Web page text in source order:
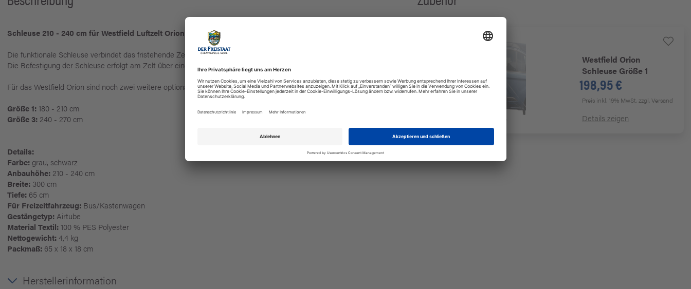
Schleuse 210 - 240 cm für Westfield Luftzelt Orion
Die funktionale Schleuse verbindet das fristehende Zelt Orion mit Eurem Fahrzeug.
Die Befestigung der Schleuse erfolgt am Zelt über einen Reißverschluss und am Wohnmobil über einen Keder.
Für das Westfield Orion sind noch zwei weitere optionale Schleusen verfügbar!
Größe 1: 180 - 210 cm
Größe 3: 240 - 270 cm
Details:
Farbe: grau, schwarz
Anbauhöhe: 210 - 240 cm
Breite: 300 cm
Tiefe: 65 cm
Für Freizeitfahrzeug: Bus/Kastenwagen
Gestängetyp: Airtube
Material Textil: 100 % PES Polyester
Nettogewicht: 4,4 kg
Packmaß: 65 x 18 x 18 cm
Herstellerinformation
Westfield Orion
Schleuse Größe 1
198,95 €
Preis inkl. 19% MwSt.zzgl. Versand
Details zeigen